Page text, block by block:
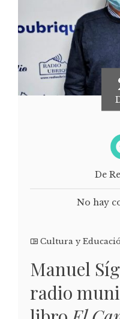
De
No hay
Cultura y
Manuel
radio